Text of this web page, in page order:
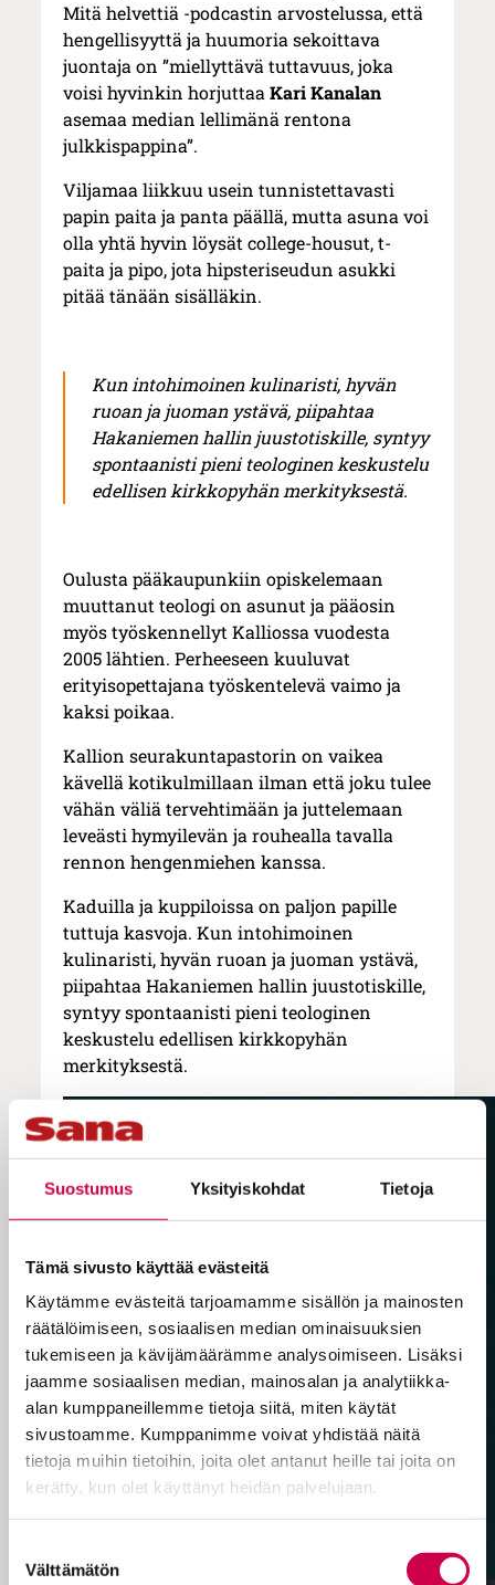
Suostumus Yksityiskohdat Tietoja
Tämä sivusto käyttää evästeitä
Käytämme evästeitä tarjoamamme sisällön ja mainosten
räätälöimiseen, sosiaalisen median ominaisuuksien
tukemiseen ja kävijämäärämme analysoimiseen. Lisäksi
jaamme sosiaalisen median, mainosalan ja analytiikka-
alan kumppaneillemme tietoja siitä, miten käytät
sivustoamme. Kumppanimme voivat yhdistää näitä
tietoja muihin tietoihin, joita olet antanut heille tai joita on
kerätty, kun olet käyttänyt heidän palvelujaan.
valinta
Välttämätön
Mitä helvettiä -podcastin arvostelussa, että
hengellisyyttä ja huumoria sekoittava
juontaja on ”miellyttävä tuttavuus, joka
voisi hyvinkin horjuttaaKari Kanalan
asemaa median lellimänä rentona
julkkispappina”.
Viljamaa liikkuu usein tunnistettavasti
papin paita ja panta päällä, mutta asuna voi
olla yhtä hyvin löysät college-housut, t-
paita ja pipo, jota hipsteriseudun asukki
pitää tänään sisälläkin.
Kun intohimoinen kulinaristi, hyvän
ruoan ja juoman ystävä, piipahtaa
Hakaniemen hallin juustotiskille, syntyy
spontaanisti pieni teologinen keskustelu
edellisen kirkkopyhän merkityksestä.
Oulusta pääkaupunkiin opiskelemaan
muuttanut teologi on asunut ja pääosin
myös työskennellyt Kalliossa vuodesta
2005 lähtien. Perheeseen kuuluvat
erityisopettajana työskentelevä vaimo ja
kaksi poikaa.
Kallion seurakuntapastorin on vaikea
kävellä kotikulmillaan ilman että joku tulee
vähän väliä tervehtimään ja juttelemaan
leveästi hymyilevän ja rouhealla tavalla
rennon hengenmiehen kanssa.
Kaduilla ja kuppiloissa on paljon papille
tuttuja kasvoja. Kun intohimoinen
kulinaristi, hyvän ruoan ja juoman ystävä,
piipahtaa Hakaniemen hallin juustotiskille,
syntyy spontaanisti pieni teologinen
keskustelu edellisen kirkkopyhän
merkityksestä.